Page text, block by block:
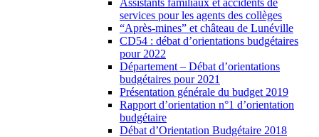
Assistants familiaux et accidents de
services pour les agents des collèges
“Après-mines” et château de Lunéville
CD54 : débat d’orientations budgétaires
pour 2022
Département – Débat d’orientations
budgétaires pour 2021
Présentation générale du budget 2019
Rapport d’orientation n°1 d’orientation
budgétaire
Débat d’Orientation Budgétaire 2018